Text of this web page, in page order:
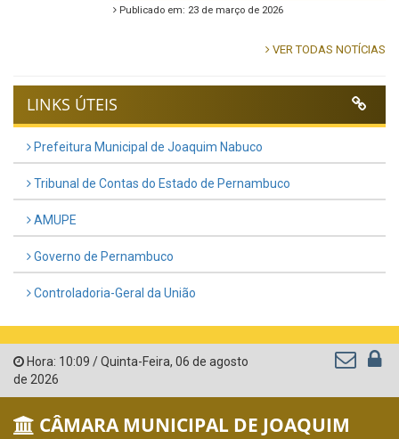
Publicado em: 23 de março de 2026
VER TODAS NOTÍCIAS
LINKS ÚTEIS
Prefeitura Municipal de Joaquim Nabuco
Tribunal de Contas do Estado de Pernambuco
AMUPE
Governo de Pernambuco
Controladoria-Geral da União
Hora: 10:09 /Quinta-Feira, 06 de agosto
de 2026
CÂMARA MUNICIPAL DE JOAQUIM